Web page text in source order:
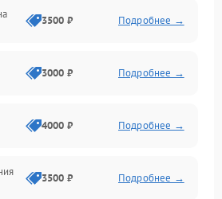
3500 ₽ Подробнее →
3000 ₽ Подробнее →
4000 ₽ Подробнее →
3500 ₽ Подробнее →